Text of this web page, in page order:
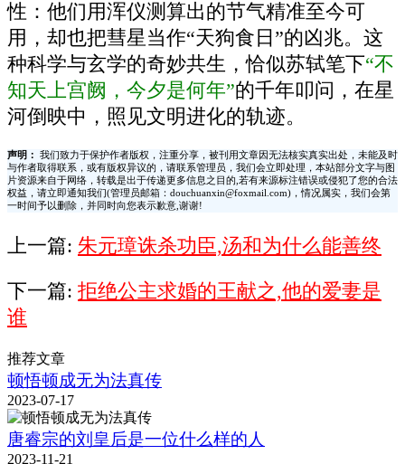
性：他们用浑仪测算出的节气精准至今可
用，却也把彗星当作“天狗食日”的凶兆。这
种科学与玄学的奇妙共生，恰似苏轼笔下“不
知天上宫阙，今夕是何年”的千年叩问，在星
河倒映中，照见文明进化的轨迹。
声明：
我们致力于保护作者版权，注重分享，被刊用文章因无法核实真实出处，未能及时
与作者取得联系，或有版权异议的，请联系管理员，我们会立即处理，本站部分文字与图
片资源来自于网络，转载是出于传递更多信息之目的,若有来源标注错误或侵犯了您的合法
权益，请立即通知我们(管理员邮箱：douchuanxin@foxmail.com)，情况属实，我们会第
一时间予以删除，并同时向您表示歉意,谢谢!
上一篇: 朱元璋诛杀功臣,汤和为什么能善终
下一篇: 拒绝公主求婚的王献之,他的爱妻是
谁
推荐文章
顿悟顿成无为法真传
2023-07-17
唐睿宗的刘皇后是一位什么样的人
2023-11-21